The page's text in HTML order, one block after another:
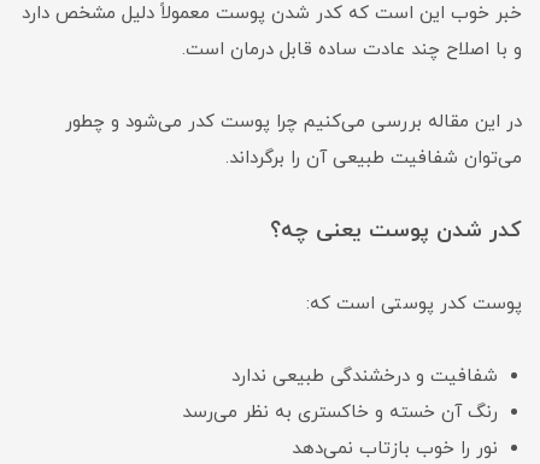
خبر خوب این است که کدر شدن پوست معمولاً دلیل مشخص دارد
و با اصلاح چند عادت ساده قابل درمان است.
در این مقاله بررسی می‌کنیم چرا پوست کدر می‌شود و چطور
می‌توان شفافیت طبیعی آن را برگرداند.
کدر شدن پوست یعنی چه؟
پوست کدر پوستی است که:
شفافیت و درخشندگی طبیعی ندارد
رنگ آن خسته و خاکستری به نظر می‌رسد
نور را خوب بازتاب نمی‌دهد